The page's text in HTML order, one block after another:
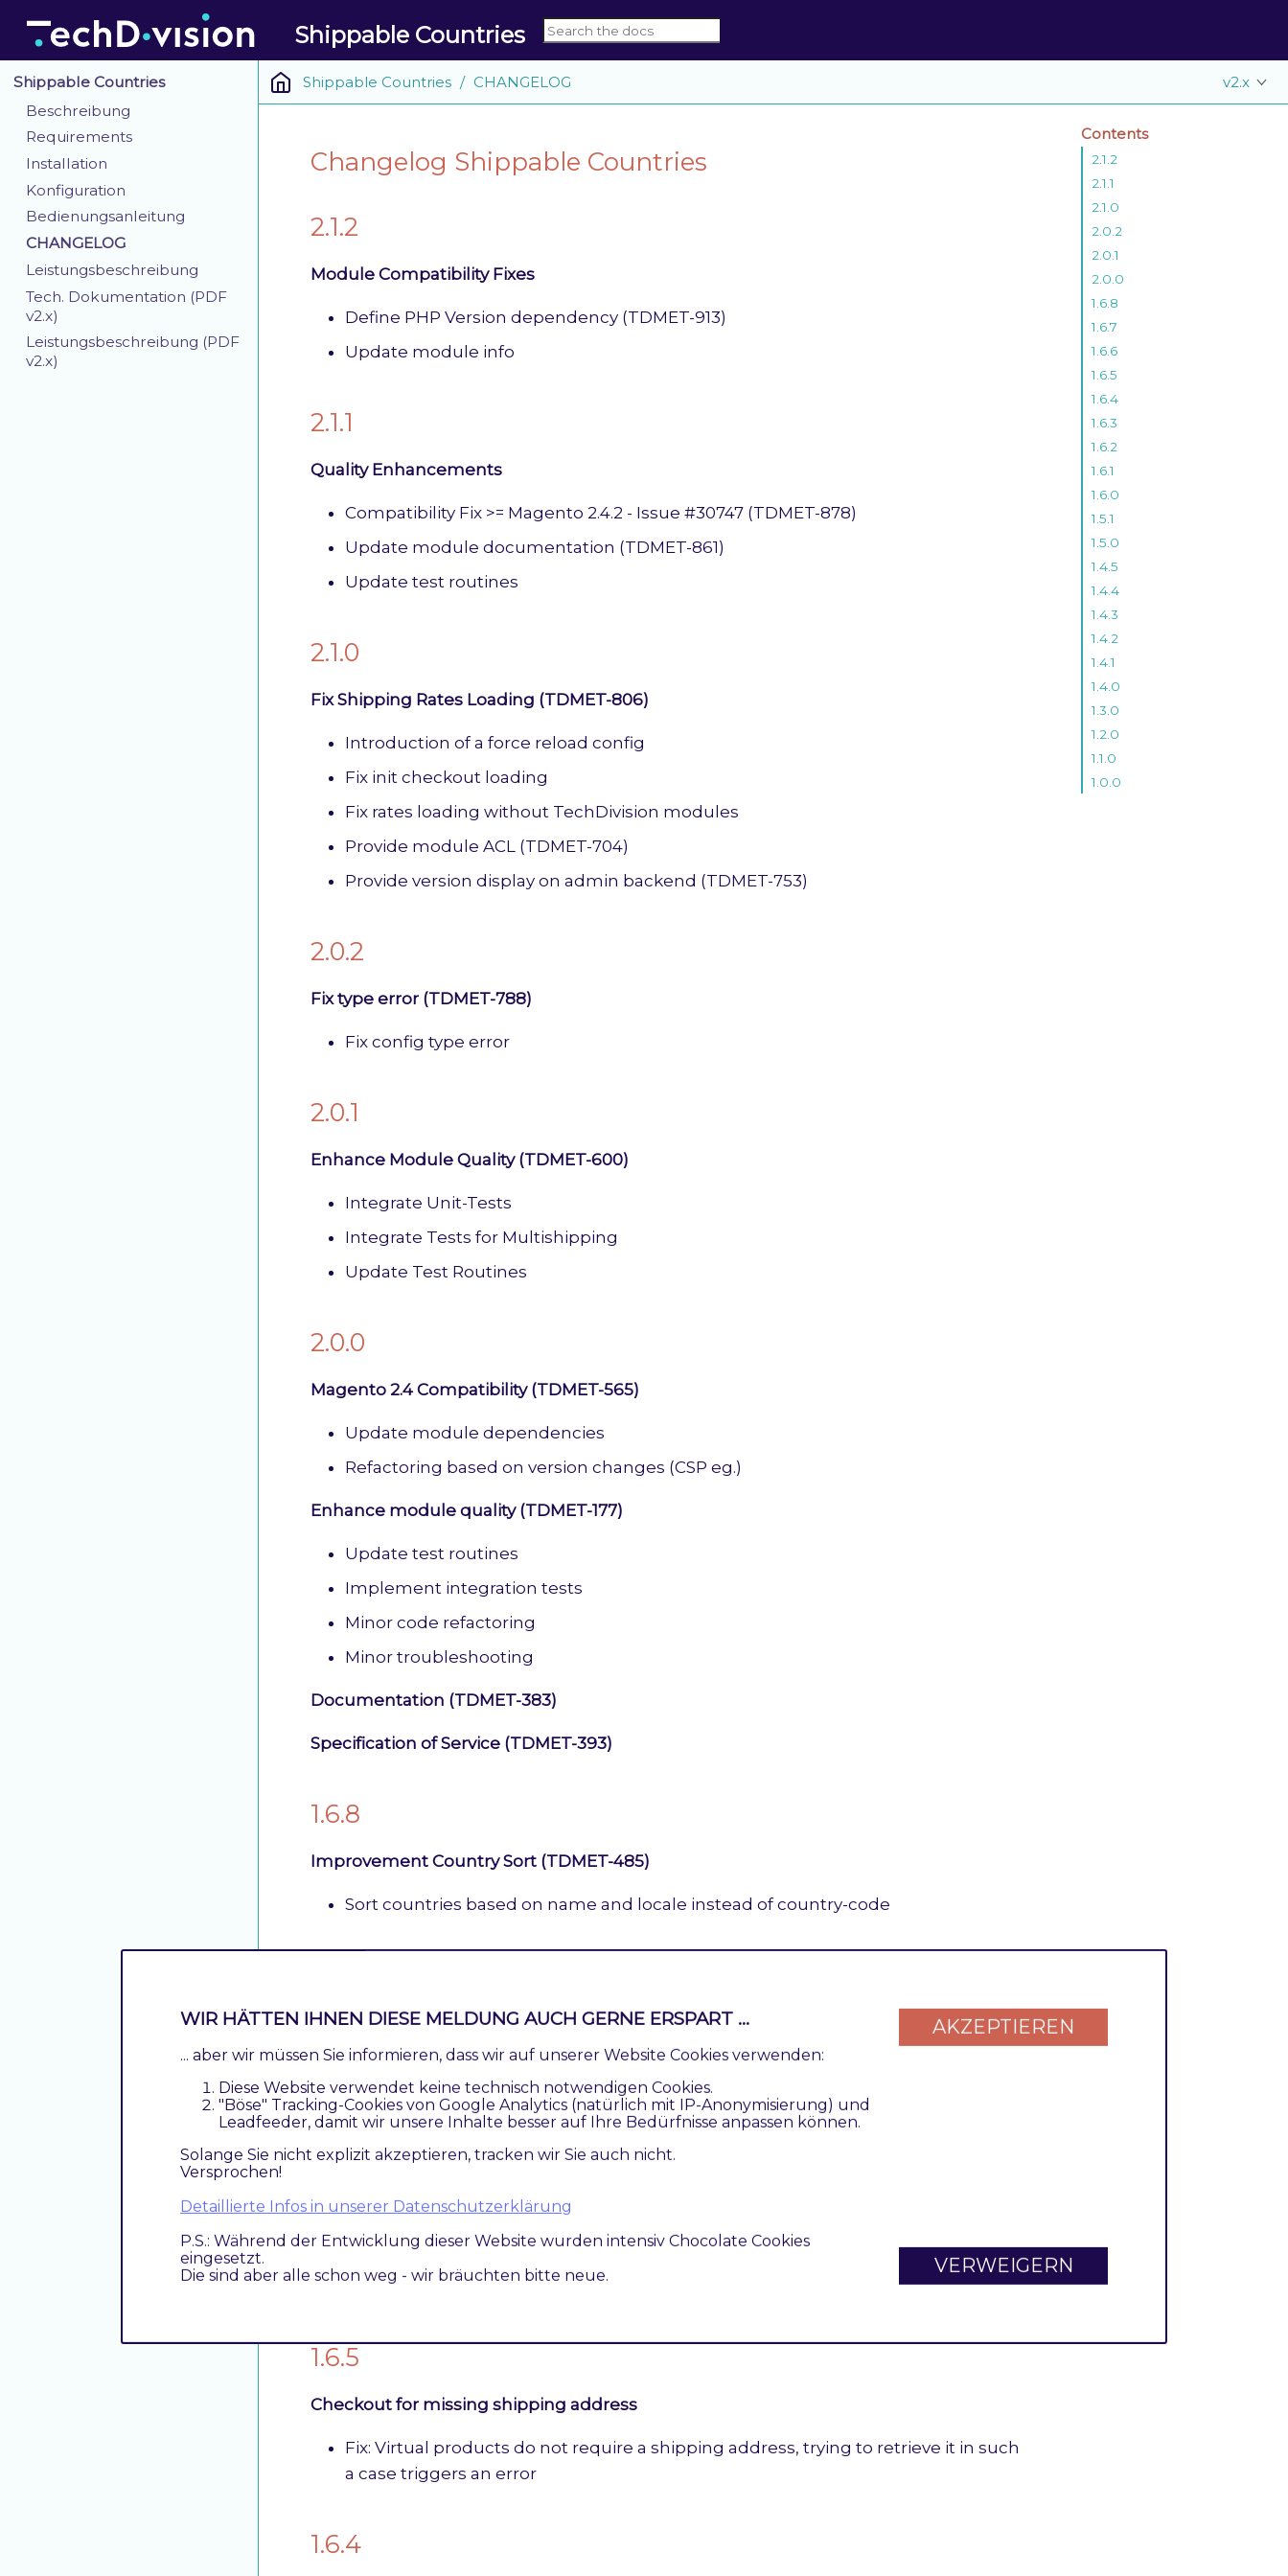
Shippable Countries
Shippable Countries
Beschreibung
Requirements
Installation
Konfiguration
Bedienungsanleitung
CHANGELOG
Leistungsbeschreibung
Tech. Dokumentation (PDF
v2.x)
Leistungsbeschreibung (PDF
v2.x)
Shippable Countries CHANGELOG v2.x
Contents
2.1.2
2.1.1
2.1.0
2.0.2
2.0.1
2.0.0
1.6.8
1.6.7
1.6.6
1.6.5
1.6.4
1.6.3
1.6.2
1.6.1
1.6.0
1.5.1
1.5.0
1.4.5
1.4.4
1.4.3
1.4.2
1.4.1
1.4.0
1.3.0
1.2.0
1.1.0
1.0.0
Changelog Shippable Countries
2.1.2
Module Compatibility Fixes
Define PHP Version dependency (TDMET-913)
Update module info
2.1.1
Quality Enhancements
Compatibility Fix >= Magento 2.4.2 - Issue #30747 (TDMET-878)
Update module documentation (TDMET-861)
Update test routines
2.1.0
Fix Shipping Rates Loading (TDMET-806)
Introduction of a force reload config
Fix init checkout loading
Fix rates loading without TechDivision modules
Provide module ACL (TDMET-704)
Provide version display on admin backend (TDMET-753)
2.0.2
Fix type error (TDMET-788)
Fix config type error
2.0.1
Enhance Module Quality (TDMET-600)
Integrate Unit-Tests
Integrate Tests for Multishipping
Update Test Routines
2.0.0
Magento 2.4 Compatibility (TDMET-565)
Update module dependencies
Refactoring based on version changes (CSP eg.)
Enhance module quality (TDMET-177)
Update test routines
Implement integration tests
Minor code refactoring
Minor troubleshooting
Documentation (TDMET-383)
Specification of Service (TDMET-393)
1.6.8
Improvement Country Sort (TDMET-485)
Sort countries based on name and locale instead of country-code
Fix Country selection
TDMET-358: Only allowed countries from website can be choosen on admin
backend
1.6.6
Fix Country-Check
Exclude store switch url form country check
Fix message output
1.6.5
Checkout for missing shipping address
Fix: Virtual products do not require a shipping address, trying to retrieve it in such
a case triggers an error
1.6.4
WIR HÄTTEN IHNEN DIESE MELDUNG AUCH GERNE ERSPART ...
... aber wir müssen Sie informieren, dass wir auf unserer Website Cookies verwenden:
Diese Website verwendet keine technisch notwendigen Cookies.
"Böse" Tracking-Cookies von Google Analytics (natürlich mit IP-Anonymisierung) und
Leadfeeder, damit wir unsere Inhalte besser auf Ihre Bedürfnisse anpassen können.
Solange Sie nicht explizit akzeptieren, tracken wir Sie auch nicht.
Versprochen!
Detaillierte Infos in unserer Datenschutzerklärung
P.S.: Während der Entwicklung dieser Website wurden intensiv Chocolate Cookies
eingesetzt.
Die sind aber alle schon weg - wir bräuchten bitte neue.
AKZEPTIEREN
VERWEIGERN